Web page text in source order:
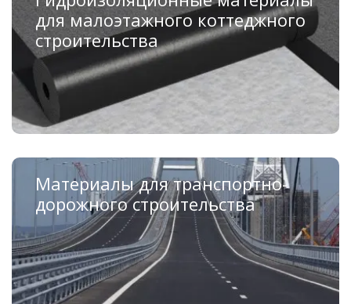
для малоэтажного коттеджного
строительства
Материалы для транспортно-
дорожного строительства